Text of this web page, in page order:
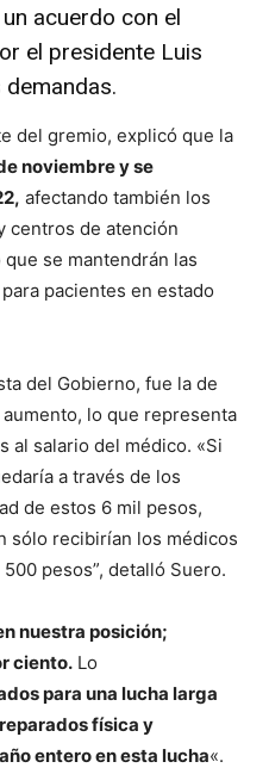
acuerdo con el
el presidente Luis
del gremio, explicó que la
noviembre y se
afectando también los
centros de atención
se mantendrán las
pacientes en estado
del Gobierno, fue la de
lo que representa
al salario del médico. «Si
a través de los
de estos 6 mil pesos,
sólo recibirían los médicos
pesos”, detalló Suero.
nuestra posición;
ciento. Lo
para una lucha larga
física y
entero en esta lucha«.